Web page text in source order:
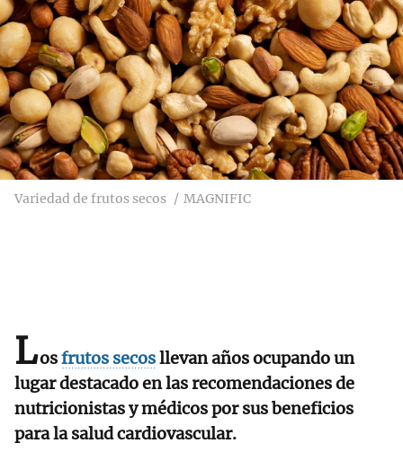
Variedad de frutos secos MAGNIFIC
Losfrutos secosllevan años ocupando un
lugar destacado en las recomendaciones de
nutricionistas y médicos por sus beneficios
para la salud cardiovascular.